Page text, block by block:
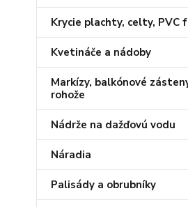
Krycie plachty, celty, PVC
Kvetináče a nádoby
Markízy, balkónové
rohože
Nádrže na dažďovú vodu
Náradia
Palisády a obrubníky